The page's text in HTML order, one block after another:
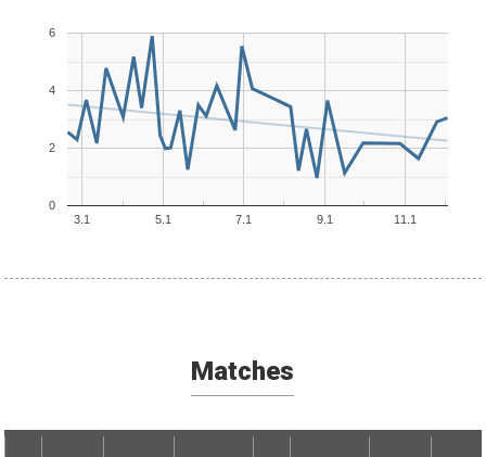
3.1 5.1 7.1 9.1 11.1
0
2
4
6
Matches